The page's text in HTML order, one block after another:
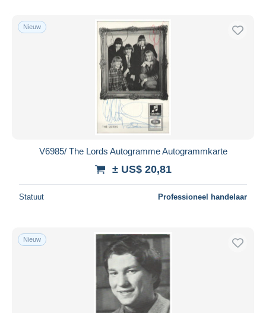
Nieuw
V6985/ The Lords Autogramme Autogrammkarte
± US$ 20,81
Statuut Professioneel handelaar
Nieuw